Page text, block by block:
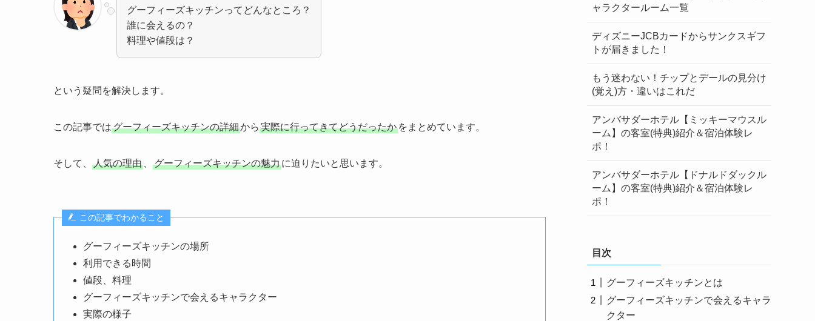
グーフィーズキッチンってどんなところ？
誰に会えるの？
料理や値段は？
という疑問を解決します。
この記事ではグーフィーズキッチンの詳細から 実際に行ってきてどうだったか をまとめています。
そして、 人気の理由 グーフィーズキッチンの魅力に迫りたいと思います。
この記事でわかること
グーフィーズキッチンの場所
利用できる時間
値段、料理
グーフィーズキッチンで会えるキャラクター
実際の様子
ャラクタールーム一覧
ディズニーJCBカードからサンクスギフ
トが届きました！
もう迷わない！チップとデールの見分け
(覚え)方・違いはこれだ
アンバサダーホテル【ミッキーマウスル
ーム】の客室(特典)紹介＆宿泊体験レ
ポ！
アンバサダーホテル【ドナルドダックル
ーム】の客室(特典)紹介＆宿泊体験レ
ポ！
目次
グーフィーズキッチンとは
グーフィーズキッチンで会えるキャラ
クター